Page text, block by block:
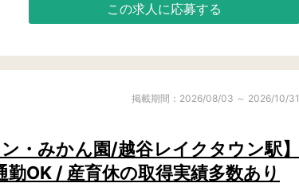
り、運営の中でノウハウを生かした独自の
働けると評判です！
少人数保育がしたい方にぴったり
め、と子ども一人ひとりに目が届くから、
キメ細かい保育ができます。
この求人に応募する
掲載期間：2026/08/03 ～ 2026/10/31
・みかん園/越谷レイクタウン駅】
OK / 産育休の取得実績多数あり